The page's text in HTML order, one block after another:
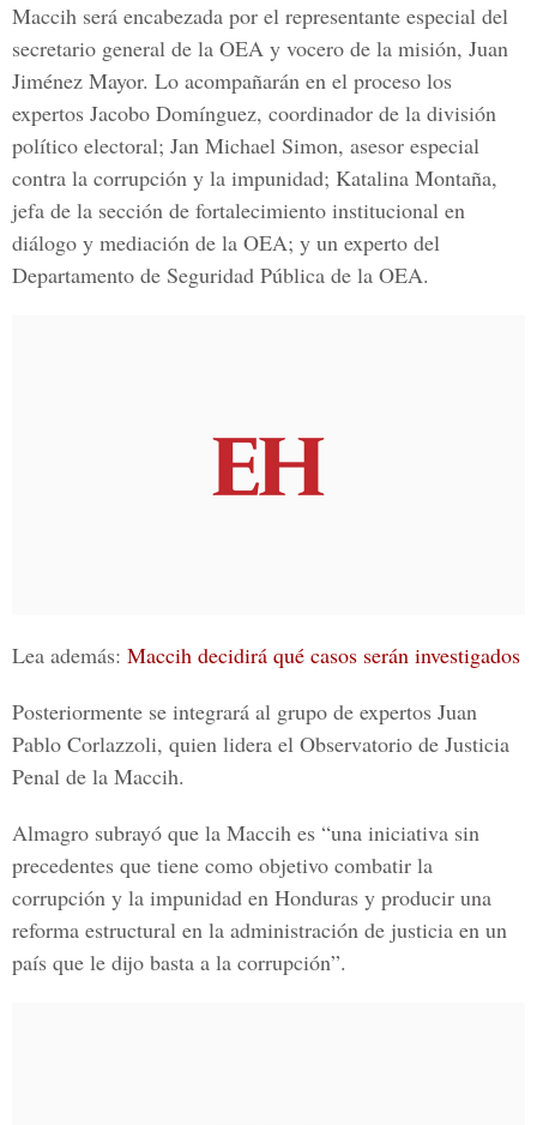
Maccih será encabezada por el representante especial del
secretario general de la OEA y vocero de la misión, Juan
Jiménez Mayor. Lo acompañarán en el proceso los
expertos Jacobo Domínguez, coordinador de la división
político electoral; Jan Michael Simon, asesor especial
contra la corrupción y la impunidad; Katalina Montaña,
jefa de la sección de fortalecimiento institucional en
diálogo y mediación de la OEA; y un experto del
Departamento de Seguridad Pública de la OEA.
Lea además: Maccih decidirá qué casos serán investigados
Posteriormente se integrará al grupo de expertos Juan
Pablo Corlazzoli, quien lidera el Observatorio de Justicia
Penal de la Maccih.
Almagro subrayó que la Maccih es “una iniciativa sin
precedentes que tiene como objetivo combatir la
corrupción y la impunidad en Honduras y producir una
reforma estructural en la administración de justicia en un
país que le dijo basta a la corrupción”.